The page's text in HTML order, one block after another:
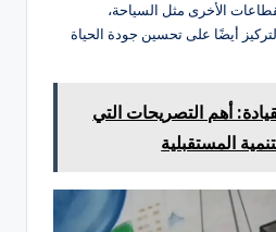
الأخرى مثل السياحة،
أيضًا على تحسين جودة الحياة
كلام القيادة: أهم التصريحات التي
المستقبلية